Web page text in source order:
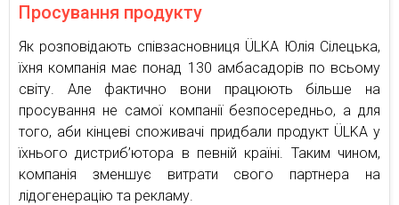
Просування продукту
Як розповідають співзасновниця ÜLKA Юлія Сілецька,
їхня компанія має понад 130 амбасадорів по всьому
світу. Але фактично вони працюють більше на
просування не самої компанії безпосередньо, а для
того, аби кінцеві споживачі придбали продукт ÜLKA у
їхнього дистриб’ютора в певній країні. Таким чином,
компанія зменшує витрати свого партнера на
лідогенерацію та рекламу.